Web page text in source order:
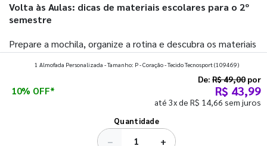
Volta às Aulas: dicas de materiais escolares para o 2º
semestre
Prepare a mochila, organize a rotina e descubra os materiais
que fazem toda diferença para começar o segundo
1 Almofada Personalizada - Tamanho: P - Coração - Tecido Tecnosport(109469)
10% OFF*
De: R$ 49,00 por
R$ 43,99
até 3x de R$ 14,66 sem juros
Quantidade
− +